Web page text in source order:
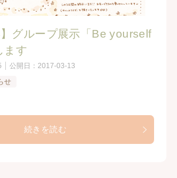
】グループ展示「Be yourself
ます
公開日： 2017-03-13
せ
続きを読む